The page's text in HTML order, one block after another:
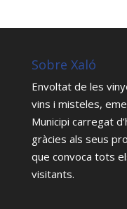
Sobre Xaló
Envoltat de les
vins i misteles,
Municipi carregat
gràcies als seus
que convoca tots
visitants.